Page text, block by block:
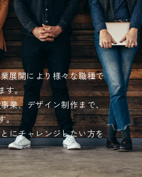
展開により様々な職種で
す。
業、デザイン制作まで、
。
にチャレンジしたい方を